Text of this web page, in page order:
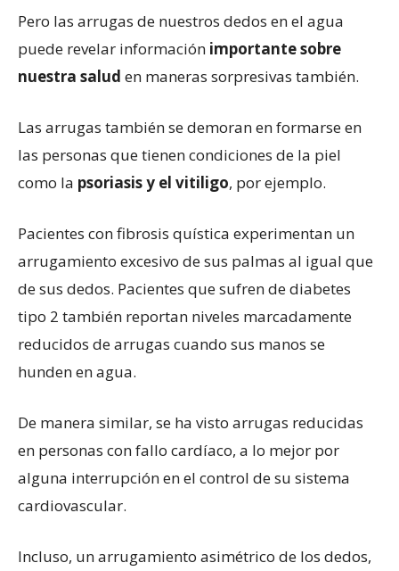
Pero las arrugas de nuestros dedos en el agua
puede revelar información importante sobre
nuestra salud en maneras sorpresivas también.
Las arrugas también se demoran en formarse en
las personas que tienen condiciones de la piel
como la psoriasis y el vitiligo, por ejemplo.
Pacientes con fibrosis quística experimentan un
arrugamiento excesivo de sus palmas al igual que
de sus dedos. Pacientes que sufren de diabetes
tipo 2 también reportan niveles marcadamente
reducidos de arrugas cuando sus manos se
hunden en agua.
De manera similar, se ha visto arrugas reducidas
en personas con fallo cardíaco, a lo mejor por
alguna interrupción en el control de su sistema
cardiovascular.
Incluso, un arrugamiento asimétrico de los dedos,